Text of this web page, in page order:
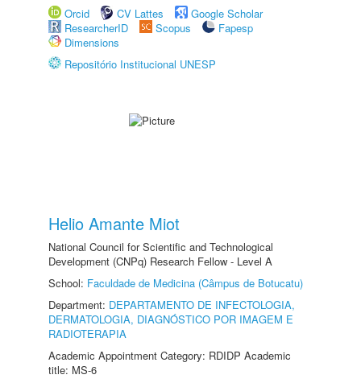
Orcid
CV Lattes
Google Scholar
ResearcherID
Scopus
Fapesp
Dimensions
Repositório Institucional UNESP
Helio Amante Miot
National Council for Scientific and Technological
Development (CNPq) Research Fellow - Level A
School: Faculdade de Medicina (Câmpus de Botucatu)
Department: DEPARTAMENTO DE INFECTOLOGIA,
DERMATOLOGIA, DIAGNÓSTICO POR IMAGEM E
RADIOTERAPIA
Academic Appointment Category: RDIDP Academic
title: MS-6